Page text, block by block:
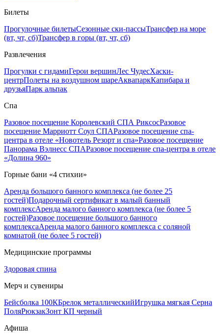
Билеты
Прогулочные билетыСезонные ски-пассыТрансфер на море
(вт, чт, сб)Трансфер в горы (вт, чт, сб)
Развлечения
Прогулки с гидамиГерои вершинЛес ЧудесХаски-
центрПолеты на воздушном шареАквапаркКапибара и
друзьяПарк альпак
Спа
Разовое посещение Королевский СПА РиксосРазовое
посещение Марриотт Соул СПАРазовое посещение спа-
центра в отеле «Новотель Резорт и спа»Разовое посещение
Панорама Вэлнесс СПАРазовое посещение спа-центра в отеле
«Долина 960»
Горные бани «4 стихии»
Аренда большого банного комплекса (не более 25
гостей)Подарочный сертификат в малый банный
комплексАренда малого банного комплекса (не более 5
гостей)Разовое посещение большого банного
комплексаАренда малого банного комплекса с соляной
комнатой (не более 5 гостей)
Медицинские программы
Здоровая спина
Мерч и сувениры
Бейсболка 100КБрелок металлическийИгрушка мягкая Серна
ПоляРюкзакЗонт КП черный
Афиша